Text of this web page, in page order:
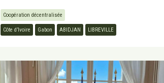
Coopération décentralisée
Côte d’Ivoire Gabon ABIDJAN LIBREVILLE